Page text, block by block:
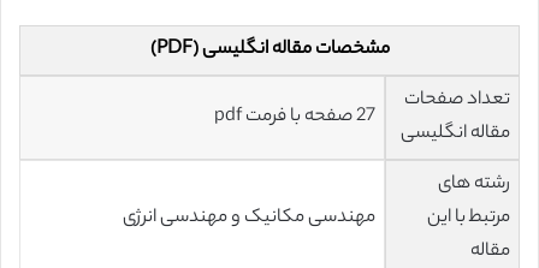
مشخصات مقاله انگلیسی (PDF)
تعداد صفحات
مقاله انگلیسی
27 صفحه با فرمت pdf
رشته های
مرتبط با این
مقاله
مهندسی مکانیک و مهندسی انرژی